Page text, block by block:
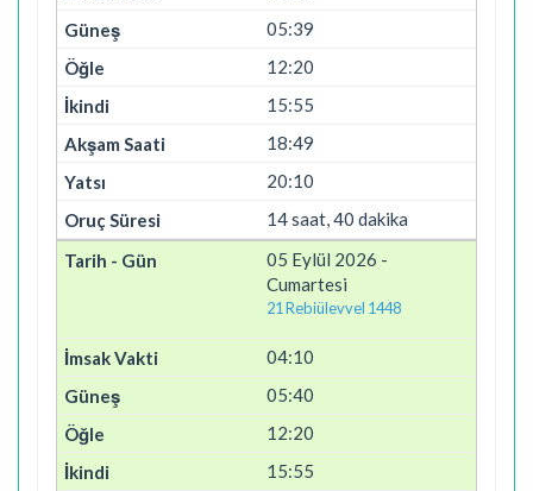
05:39
12:20
15:55
18:49
20:10
14 saat, 40 dakika
05 Eylül 2026 -
Cumartesi
21 Rebiülevvel 1448
04:10
05:40
12:20
15:55